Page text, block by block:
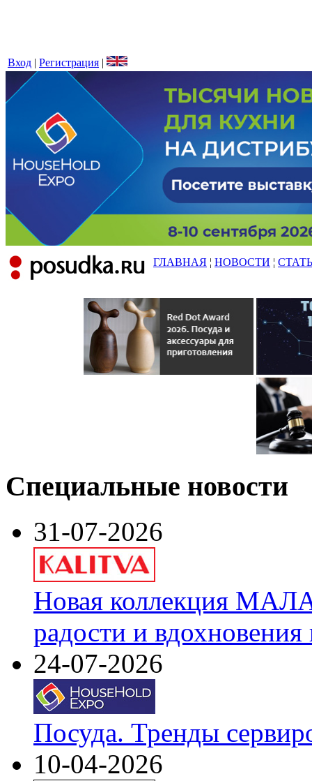
Вход | Регистрация |
ГЛАВНАЯ ¦ НОВОСТИ ¦
Специальные новости
31-07-2026
Новая коллекция
радости и
24-07-2026
Посуда. Тренды
10-04-2026